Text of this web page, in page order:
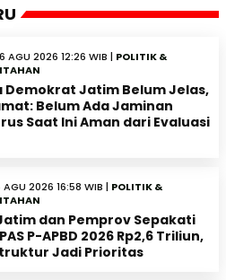
AGU 2026 12:26 WIB | POLITIK &
Demokrat Jatim Belum Jelas,
Belum Ada Jaminan
Saat Ini Aman dari Evaluasi
AGU 2026 16:58 WIB | POLITIK &
Jatim dan Pemprov Sepakati
P-APBD 2026 Rp2,6 Triliun,
Jadi Prioritas